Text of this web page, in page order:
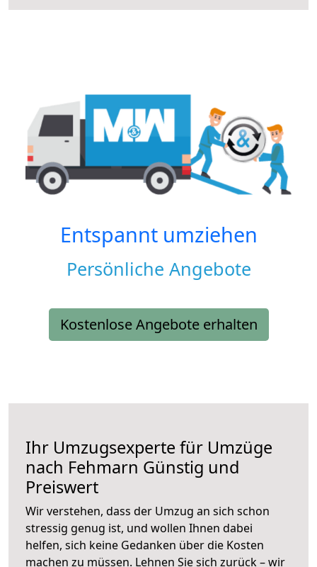
Entspannt umziehen
Persönliche Angebote
Kostenlose Angebote erhalten
Ihr Umzugsexperte für Umzüge
nach Fehmarn Günstig und
Preiswert
Wir verstehen, dass der Umzug an sich schon
stressig genug ist, und wollen Ihnen dabei
helfen, sich keine Gedanken über die Kosten
machen zu müssen. Lehnen Sie sich zurück – wir